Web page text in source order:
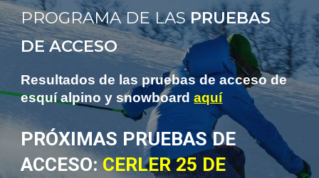
PROGRAMA DE LASPRUEBAS
DE ACCESO
Resultados de las pruebas de acceso de
esquí alpino y snowboardaquí
PRÓXIMAS PRUEBAS DE
ACCESO:CERLER 25 DE